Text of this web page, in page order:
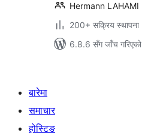
Hermann LAHAMI
200+ सक्रिय स्थापना
6.8.6 सँग जाँच गरिएको
बारेमा
समाचार
होस्टिङ